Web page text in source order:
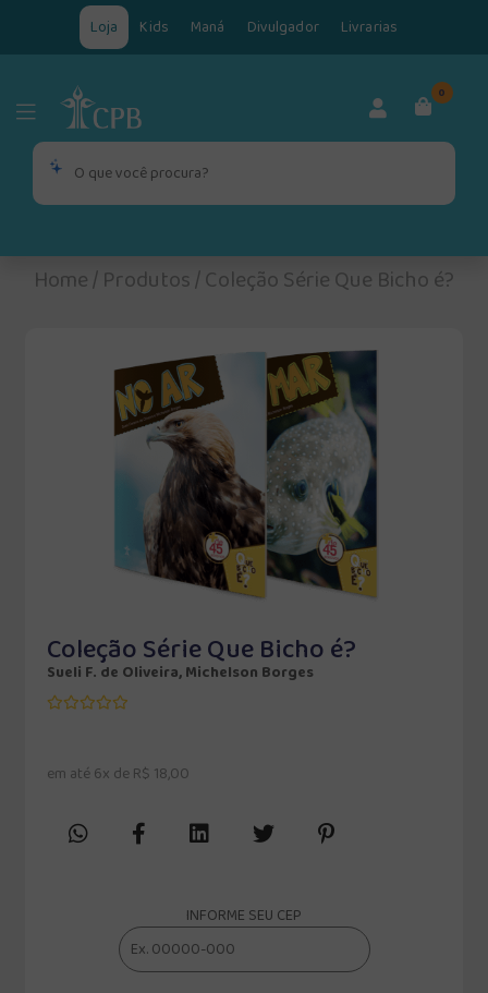
Loja Kids Maná Divulgador Livrarias
0
Home/Produtos/Coleção Série Que Bicho é?
Coleção Série Que Bicho é?
Sueli F. de Oliveira, Michelson Borges
em até 6x de R$ 18,00
INFORME SEU CEP